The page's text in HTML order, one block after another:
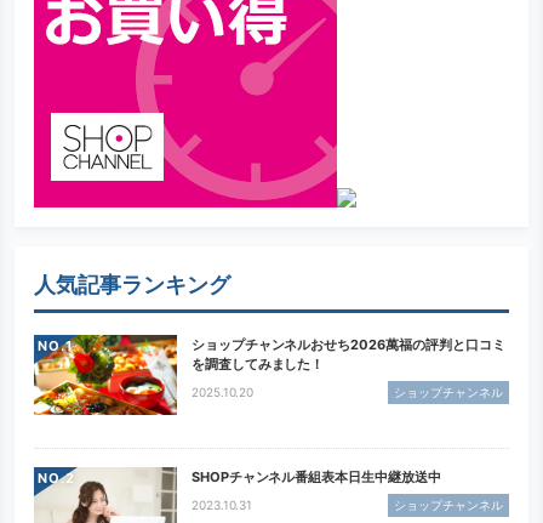
人気記事ランキング
NO.
ショップチャンネルおせち2026萬福の評判と口コミ
を調査してみました！
2025.10.20 ショップチャンネル
NO. SHOPチャンネル番組表本日生中継放送中
2023.10.31 ショップチャンネル